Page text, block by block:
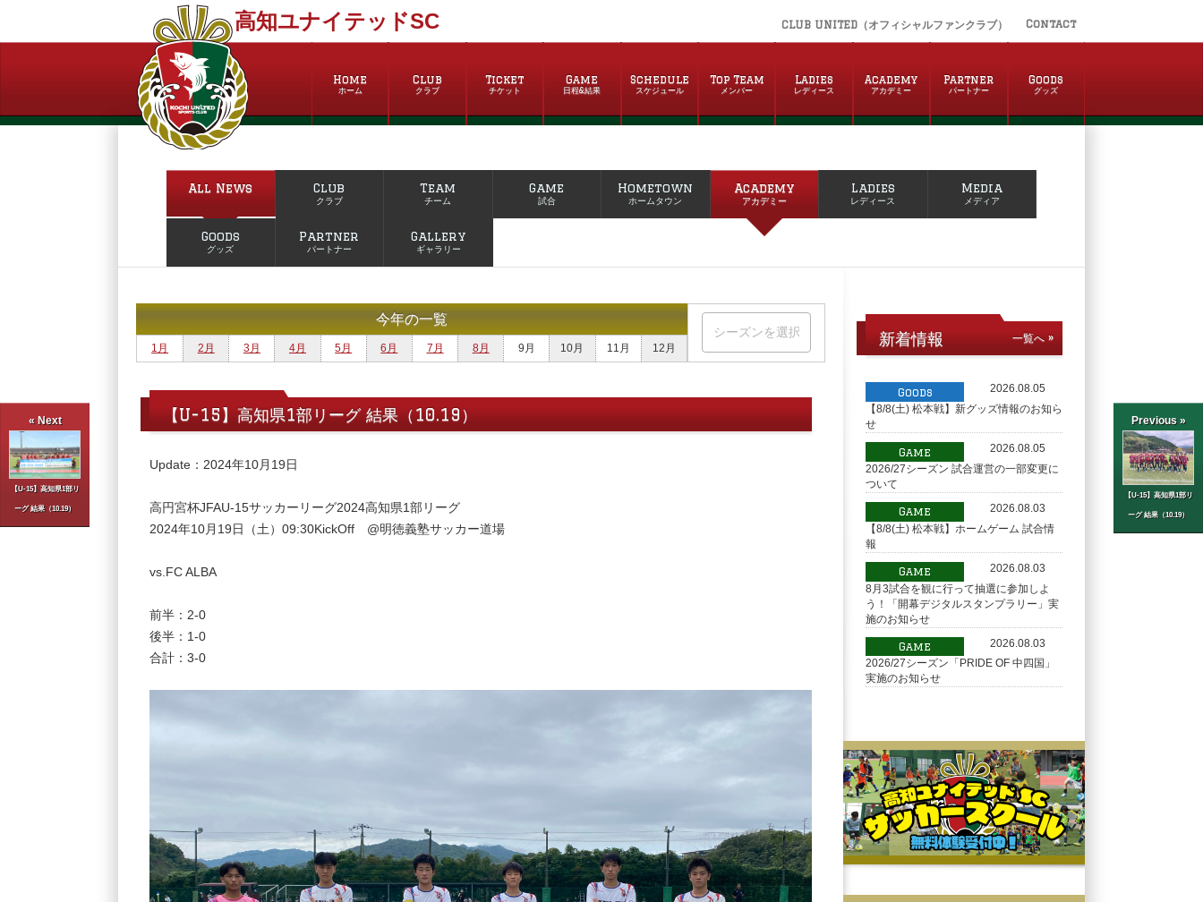
高知ユナイテッドSC CLUB UNITED（オフィシャルファンクラブ） Contact
Home
ホーム
Club
クラブ
Ticket
チケット
Game
日程&結果
Schedule
スケジュール
Top Team
メンバー
Ladies
レディース
Academy
アカデミー
Partner
パートナー
Goods
グッズ
« Next
【U-15】高知県1部リ
ーグ 結果（10.19）
Previous »
【U-15】高知県1部リ
ーグ 結果（10.19）
All News Club
クラブ
Team
チーム
Game
試合
Hometown
ホームタウン
Academy
アカデミー
Ladies
レディース
Media
メディア
Goods
グッズ
Partner
パートナー
Gallery
ギャラリー
今年の一覧
1月 2月 3月 4月 5月 6月 7月 8月 9月 10月 11月 12月
【U-15】高知県1部リーグ 結果（10.19）
Update：2024年10月19日
高円宮杯JFAU-15サッカーリーグ2024高知県1部リーグ
2024年10月19日（土）09:30KickOff @明徳義塾サッカー道場
vs.FC ALBA
前半：2-0
後半：1-0
合計：3-0
新着情報 一覧へ »
Goods
2026.08.05
【8/8(土) 松本戦】新グッズ情報のお知ら
せ
Game
2026.08.05
2026/27シーズン 試合運営の一部変更に
ついて
Game
2026.08.03
【8/8(土) 松本戦】ホームゲーム 試合情
報
Game
2026.08.03
8月3試合を観に行って抽選に参加しよ
う！「開幕デジタルスタンプラリー」実
施のお知らせ
Game
2026.08.03
2026/27シーズン「PRIDE OF 中四国」
実施のお知らせ